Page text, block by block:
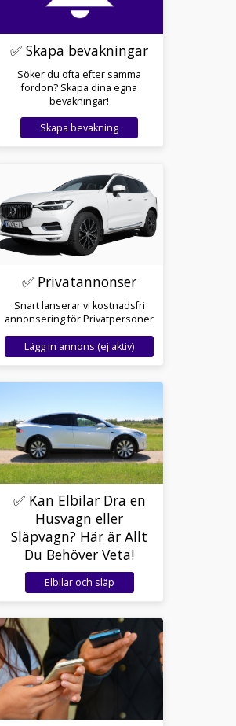
✅ Skapa bevakningar
Söker du ofta efter samma
fordon? Skapa dina egna
bevakningar!
Skapa bevakning
✅ Privatannonser
Snart lanserar vi kostnadsfri
annonsering för Privatpersoner
Lägg in annons (ej aktiv)
✅ Kan Elbilar Dra en
Husvagn eller
Släpvagn? Här är Allt
Du Behöver Veta!
Elbilar och släp